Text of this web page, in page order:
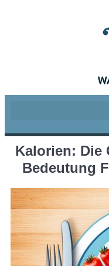
Kalorien: Die
Bedeutung